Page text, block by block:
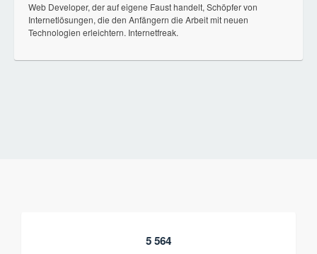
Web Developer, der auf eigene Faust handelt, Schöpfer von
Internetlösungen, die den Anfängern die Arbeit mit neuen
Technologien erleichtern. Internetfreak.
5 564